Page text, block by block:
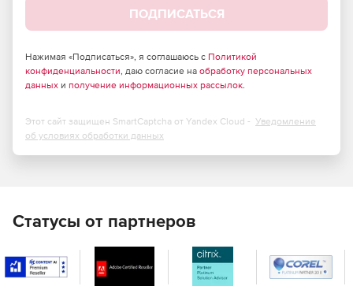
картинке, PDF-файле или субтитрах, чтобы получить
наиболее подходящий перевод во всплывающем
Экономия времени. Новый простой интерфейс,
удобная строка поиска в словарной карточке,
Расширение словарного запаса. Запоминание
частоте употребления и популярным темам.​
Словари Сontent AI​ Lingvo x6 Английская:
ПОДПИСАТЬСЯ
Нажимая «Подписаться», я соглашаюсь с Политикой
конфиденциальности, даю согласие на обработку персональных
данных и получение информационных рассылок.
Этот сайт защищен SmartCaptcha от Yandex Cloud - Уведомление
об условиях обработки данных
Статусы от партнеров